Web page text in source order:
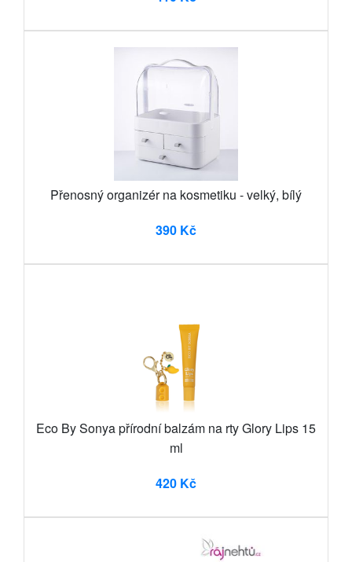
Přenosný organizér na kosmetiku - velký, bílý
390 Kč
Eco By Sonya přírodní balzám na rty Glory Lips 15
ml
420 Kč